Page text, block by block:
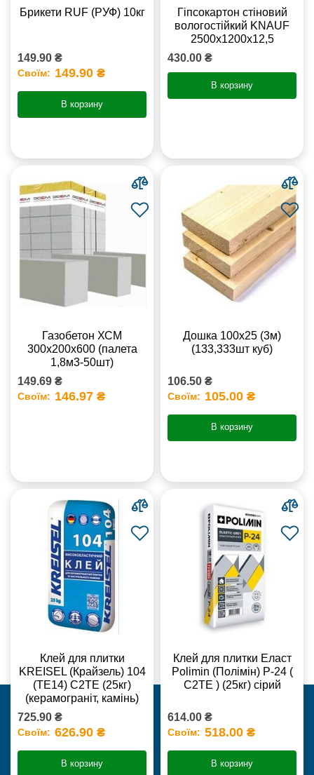
Брикети RUF (РУФ) 10кг
149.90 ₴
Своїм: 149.90 ₴
В корзину
Гіпсокартон стіновий
вологостійкий KNAUF
2500х1200х12,5
430.00 ₴
В корзину
Газобетон ХСМ
300x200x600 (палета
1,8м3-50шт)
149.69 ₴
Своїм: 146.97 ₴
Дошка 100х25 (3м)
(133,333шт куб)
106.50 ₴
Своїм: 105.00 ₴
В корзину
Клей для плитки
KREISEL (Крайзель) 104
(ТЕ14) С2TE (25кг)
(керамограніт, камінь)
725.90 ₴
Своїм: 626.90 ₴
В корзину
Клей для плитки Еласт
Polimin (Полімін) Р-24 (
С2ТЕ ) (25кг) сірий
614.00 ₴
Своїм: 518.00 ₴
В корзину